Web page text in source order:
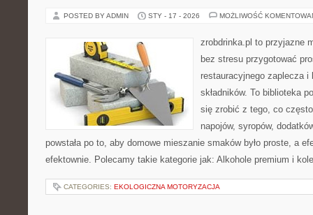
POSTED BY ADMIN STY - 17 - 2026 MOŻLIWOŚĆ
zrobdrinka.pl to przyjazne
bez stresu przygotować
restauracyjnego zaplecza
składników. To biblioteka
się zrobić z tego, co
napojów, syropów,
powstała po to, aby domowe mieszanie smaków było proste, a
efektownie. Polecamy takie kategorie jak: Alkohole premium i
CATEGORIES: EKOLOGICZNA MOTORYZACJA